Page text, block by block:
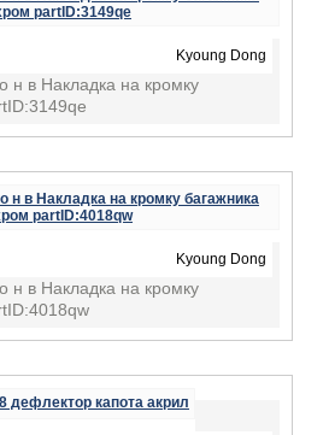
Kyoung Dong
н в Накладка на кромку
Kyoung Dong
н в Накладка на кромку